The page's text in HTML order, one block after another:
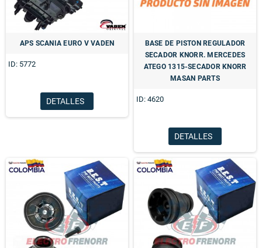
APS SCANIA EURO V VADEN
ID: 5772
DETALLES
BASE DE PISTON REGULADOR
SECADOR KNORR. MERCEDES
ATEGO 1315-SECADOR KNORR
MASAN PARTS
ID: 4620
DETALLES